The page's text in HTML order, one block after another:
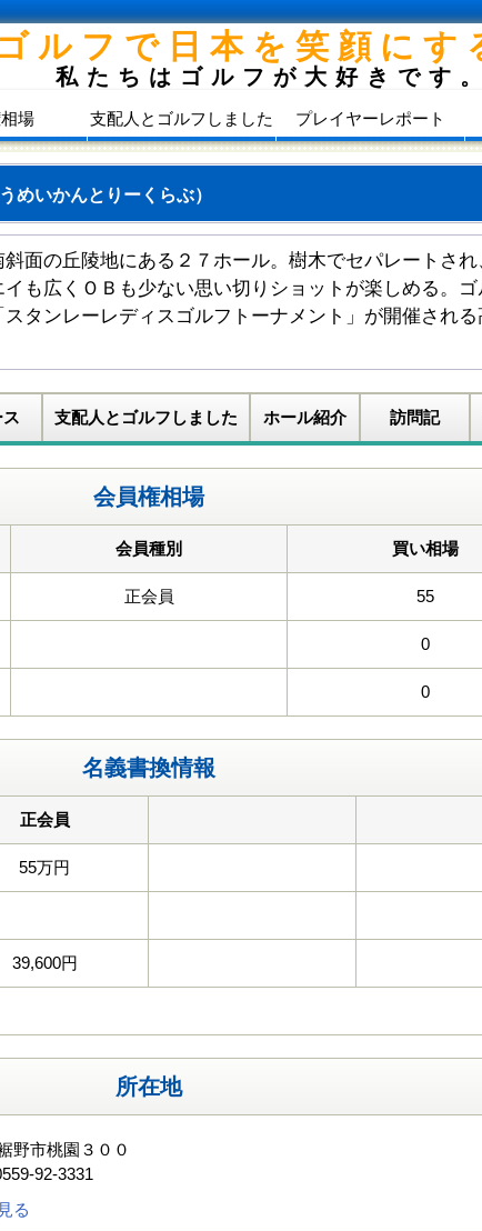
ゴルフで日本を笑顔にす
私たちはゴルフが大好きです。
場 支配人とゴルフしました プレイヤーレポート
うめいかんとりーくらぶ）
面の丘陵地にある２７ホール。樹木でセパレートさ
も広くＯＢも少ない思い切りショットが楽しめる。
タンレーレディスゴルフトーナメント」が開催され
支配人とゴルフしました ホール紹介 訪問記
会員権相場
会員種別 買い相場
正会員 55
0
0
名義書換情報
正会員
55万円
39,600円
所在地
野市桃園３００
92-3331
る